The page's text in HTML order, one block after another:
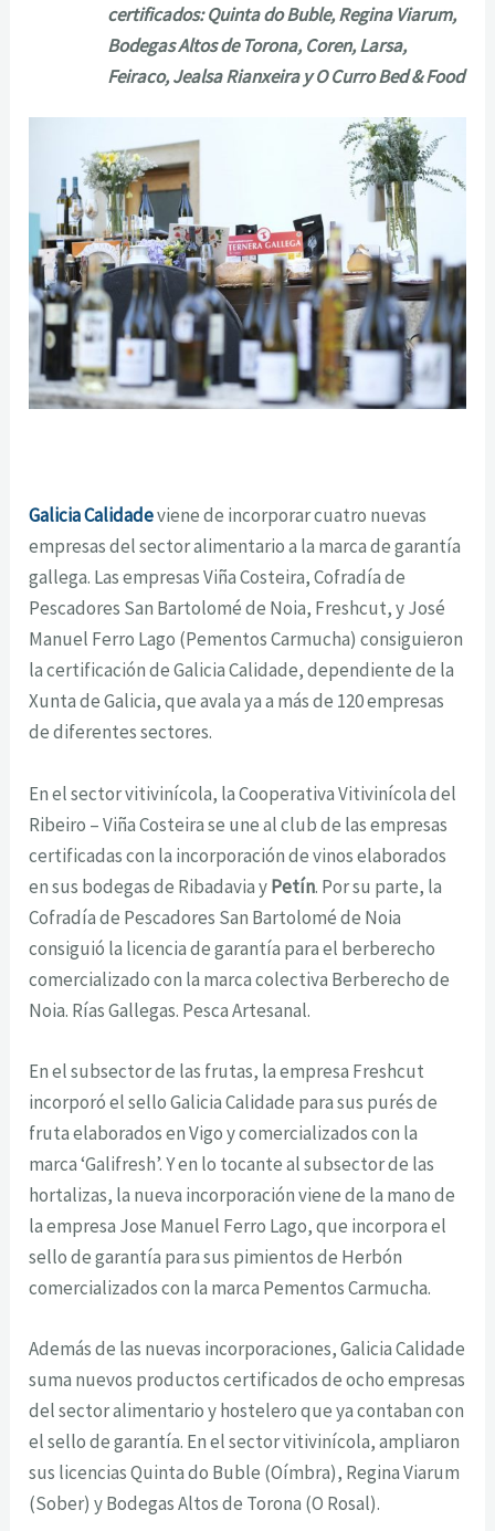
certificados: Quinta do Buble, Regina Viarum,
Bodegas Altos de Torona, Coren, Larsa,
Feiraco, Jealsa Rianxeira y O Curro Bed & Food
Galicia Calidadeviene de incorporar cuatro nuevas
empresas del sector alimentario a la marca de garantía
gallega. Las empresas Viña Costeira, Cofradía de
Pescadores San Bartolomé de Noia, Freshcut, y José
Manuel Ferro Lago (Pementos Carmucha) consiguieron
la certificación de Galicia Calidade, dependiente de la
Xunta de Galicia, que avala ya a más de 120 empresas
de diferentes sectores.
En el sector vitivinícola, la Cooperativa Vitivinícola del
Ribeiro – Viña Costeira se une al club de las empresas
certificadas con la incorporación de vinos elaborados
en sus bodegas de Ribadavia yPetín. Por su parte, la
Cofradía de Pescadores San Bartolomé de Noia
consiguió la licencia de garantía para el berberecho
comercializado con la marca colectiva Berberecho de
Noia. Rías Gallegas. Pesca Artesanal.
En el subsector de las frutas, la empresa Freshcut
incorporó el sello Galicia Calidade para sus purés de
fruta elaborados en Vigo y comercializados con la
marca ‘Galifresh’. Y en lo tocante al subsector de las
hortalizas, la nueva incorporación viene de la mano de
la empresa Jose Manuel Ferro Lago, que incorpora el
sello de garantía para sus pimientos de Herbón
comercializados con la marca Pementos Carmucha.
Además de las nuevas incorporaciones, Galicia Calidade
suma nuevos productos certificados de ocho empresas
del sector alimentario y hostelero que ya contaban con
el sello de garantía. En el sector vitivinícola, ampliaron
sus licencias Quinta do Buble (Oímbra), Regina Viarum
(Sober) y Bodegas Altos de Torona (O Rosal).